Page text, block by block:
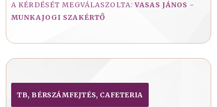
A KÉRDÉSÉT MEGVÁLASZOLTA:VASAS JÁNOS -
MUNKAJOGI SZAKÉRTŐ
TB, BÉRSZÁMFEJTÉS, CAFETERIA